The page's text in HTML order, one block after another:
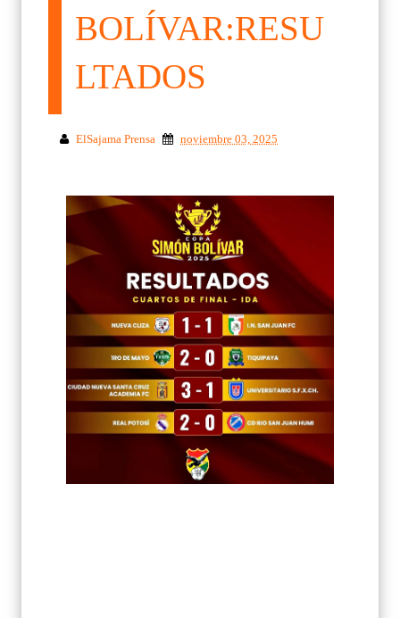
BOLÍVAR:RESU
LTADOS
ElSajama Prensa noviembre 03, 2025